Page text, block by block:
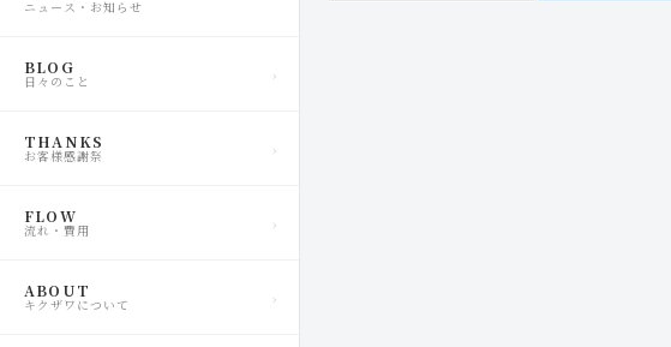
ニュース・お知らせ
BLOG
日々のこと
THANKS
お客様感謝祭
FLOW
流れ・費用
ABOUT
キクザワについて